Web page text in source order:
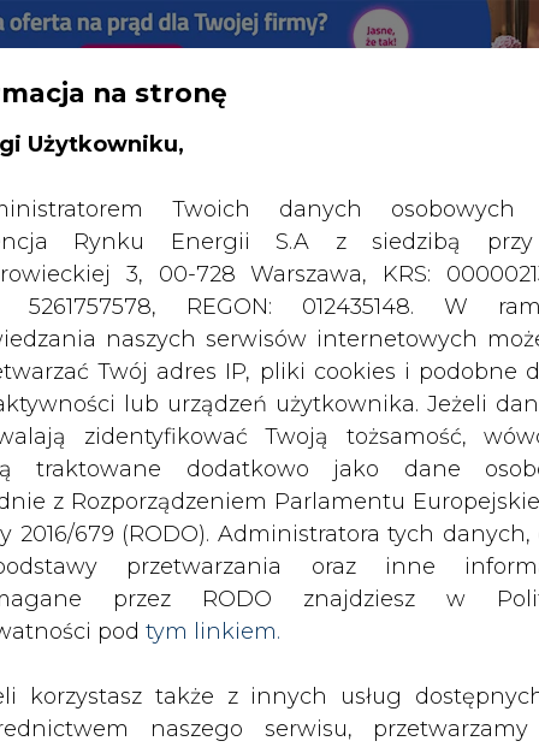
ZMIANY KADROWE NA RYNKU
na stronę
Użytkowniku,
Twoich danych osobowych
Rynku Energii S.A z siedzibą
3, 00-728 Warszawa, KRS:
5261757578, REGON: 012435148. W
naszych serwisów internetowych
Twój adres IP, pliki cookies i podobne
lub urządzeń użytkownika. Jeżeli
zidentyfikować Twoją tożsamość,
traktowane dodatkowo jako dane
z Rozporządzeniem Parlamentu
2016/679 (RODO). Administratora tych danych,
przetwarzania oraz inne
przez RODO znajdziesz w
pod tym linkiem.
korzystasz także z innych usług
naszego serwisu,
o OZE opóźniona przez Ministerstwo Finansów